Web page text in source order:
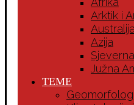
Arktik i
Azija
Južna
TEME